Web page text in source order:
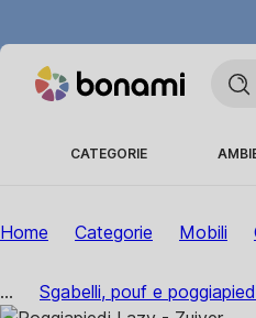
CATEGORIE
Home Categorie Mobili
... Sgabelli, pouf e